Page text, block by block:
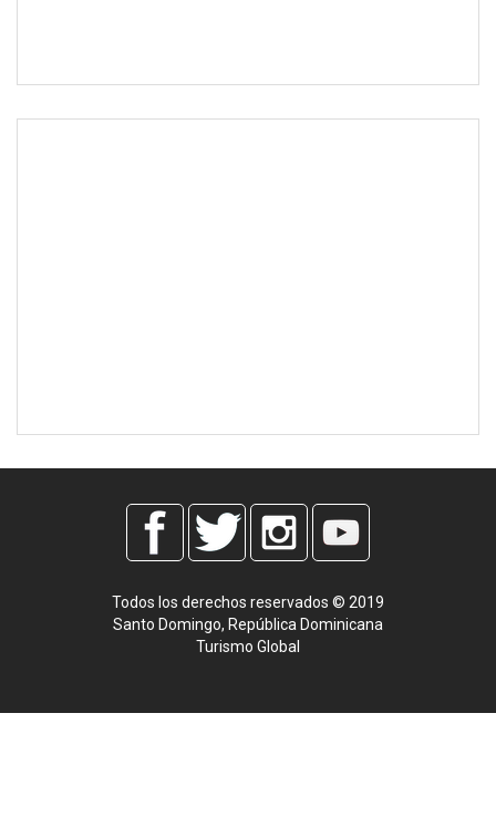
Todos los derechos reservados © 2019
Santo Domingo, República Dominicana
Turismo Global